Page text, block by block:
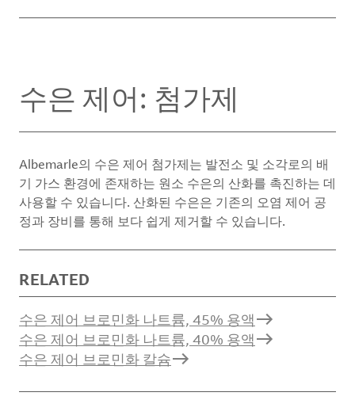
수은 제어: 첨가제
Albemarle의 수은 제어 첨가제는 발전소 및 소각로의 배
기 가스 환경에 존재하는 원소 수은의 산화를 촉진하는 데
사용할 수 있습니다. 산화된 수은은 기존의 오염 제어 공
정과 장비를 통해 보다 쉽게 제거할 수 있습니다.
RELATED
수은 제어 브로민화 나트륨, 45% 용액
수은 제어 브로민화 나트륨, 40% 용액
수은 제어 브로민화 칼슘